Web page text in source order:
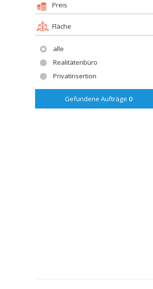
Preis
Fläche
alle
Realitätenbüro
Privatinsertion
Gefundene Aufträge 0